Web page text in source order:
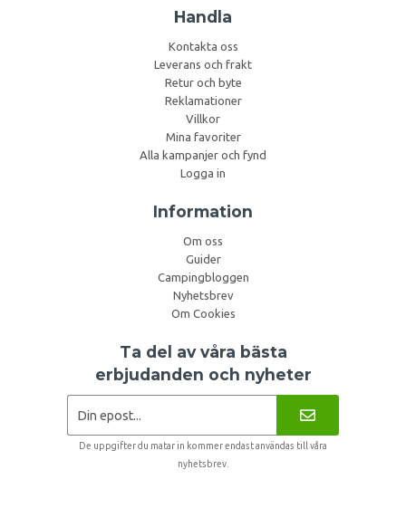
Handla
Kontakta oss
Leverans och frakt
Retur och byte
Reklamationer
Villkor
Mina favoriter
Alla kampanjer och fynd
Logga in
Information
Om oss
Guider
Campingbloggen
Nyhetsbrev
Om Cookies
Ta del av våra bästa
erbjudanden och nyheter
De uppgifter du matar in kommer endast användas till våra
nyhetsbrev.